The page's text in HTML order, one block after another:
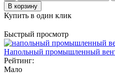
В корзину
Купить в один клик
Быстрый просмотр
Напольный промышленный
Рейтинг:
Мало